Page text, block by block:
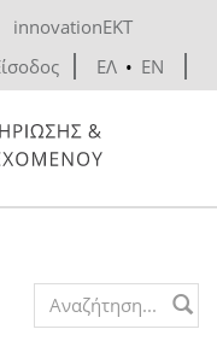
innovationEKT
ΕΛ • EN
Search form